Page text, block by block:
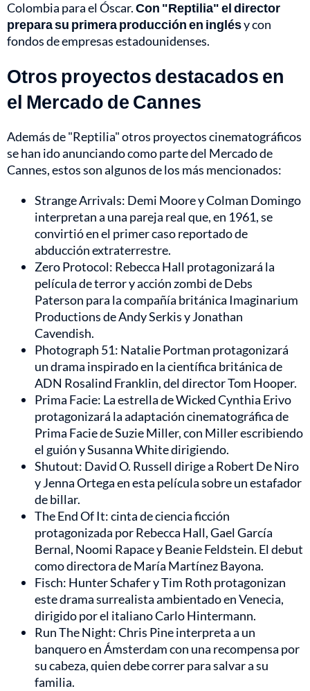
Colombia para el Óscar.Con "Reptilia" el director
prepara su primera producción en inglésy con
fondos de empresas estadounidenses.
Otros proyectos destacados en
el Mercado de Cannes
Además de "Reptilia" otros proyectos cinematográficos
se han ido anunciando como parte del Mercado de
Cannes, estos son algunos de los más mencionados:
Strange Arrivals: Demi Moore y Colman Domingo
interpretan a una pareja real que, en 1961, se
convirtió en el primer caso reportado de
abducción extraterrestre.
Zero Protocol: Rebecca Hall protagonizará la
película de terror y acción zombi de Debs
Paterson para la compañía británica Imaginarium
Productions de Andy Serkis y Jonathan
Cavendish.
Photograph 51: Natalie Portman protagonizará
un drama inspirado en la científica británica de
ADN Rosalind Franklin, del director Tom Hooper.
Prima Facie: La estrella de Wicked Cynthia Erivo
protagonizará la adaptación cinematográfica de
Prima Facie de Suzie Miller, con Miller escribiendo
el guión y Susanna White dirigiendo.
Shutout: David O. Russell dirige a Robert De Niro
y Jenna Ortega en esta película sobre un estafador
de billar.
The End Of It: cinta de ciencia ficción
protagonizada por Rebecca Hall, Gael García
Bernal, Noomi Rapace y Beanie Feldstein. El debut
como directora de María Martínez Bayona.
Fisch: Hunter Schafer y Tim Roth protagonizan
este drama surrealista ambientado en Venecia,
dirigido por el italiano Carlo Hintermann.
Run The Night: Chris Pine interpreta a un
banquero en Ámsterdam con una recompensa por
su cabeza, quien debe correr para salvar a su
familia.